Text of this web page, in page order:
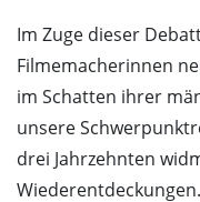
Im Zuge dieser
Filmemacherinnen
im Schatten ihrer
unsere
drei Jahrzehnten